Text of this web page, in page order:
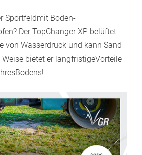
Sportfeldmit Boden-
Der TopChanger XP belüftet
von Wasserdruck und kann Sand
bietet er langfristigeVorteile